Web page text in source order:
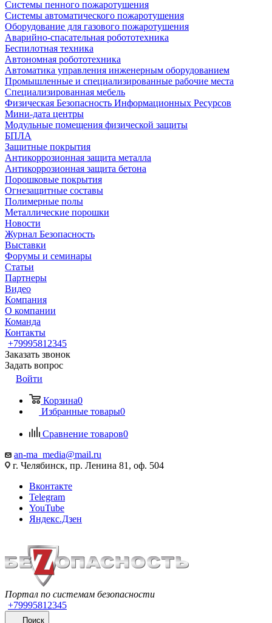
Системы пенного пожаротушения
Системы автоматического пожаротушения
Оборудование для газового пожаротушения
Аварийно-спасательная робототехника
Беспилотная техника
Автономная робототехника
Автоматика управления инженерным оборудованием
Промышленные и специализированные рабочие места
Специализированная мебель
Физическая Безопасность Информационных Ресурсов
Мини-дата центры
Модульные помещения физической защиты
БПЛА
Защитные покрытия
Антикоррозионная защита металла
Антикоррозионная защита бетона
Порошковые покрытия
Огнезащитные составы
Полимерные полы
Металлические порошки
Новости
Журнал Безопасность
Выставки
Форумы и семинары
Статьи
Партнеры
Видео
Компания
О компании
Команда
Контакты
+79995812345
Заказать звонок
Задать вопрос
Войти
Корзина0
Избранные товары0
Сравнение товаров0
an-ma_media@mail.ru
г. Челябинск, пр. Ленина 81, оф. 504
Вконтакте
Telegram
YouTube
Яндекс.Дзен
Портал по системам безопасности
+79995812345
Поиск